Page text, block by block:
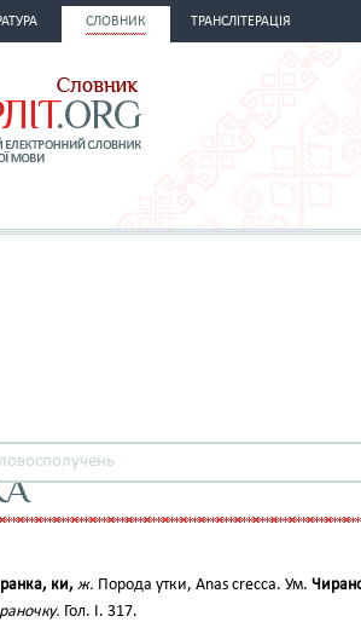
СЛОВНИК ТРАНСЛІТЕРАЦІЯ
ки, ж. Порода утки, Anas crecca. Ум.
Гол. I. 317.